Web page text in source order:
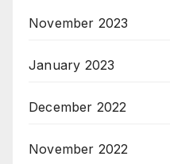
November 2023
January 2023
December 2022
November 2022